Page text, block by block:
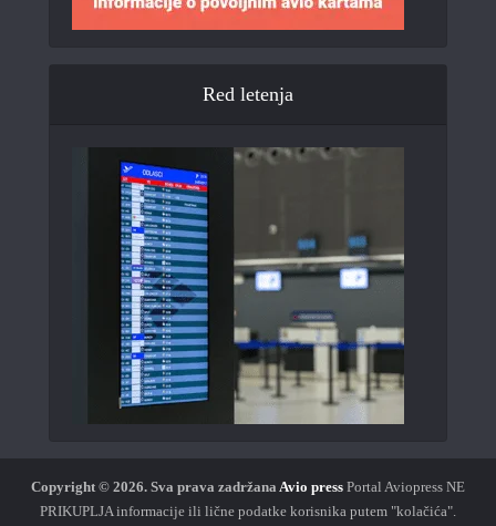
Red letenja
Copyright © 2026. Sva prava zadržana Avio press Portal Aviopress NE
PRIKUPLJA informacije ili lične podatke korisnika putem "kolačića".